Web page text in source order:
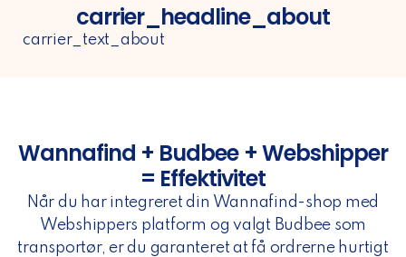
carrier_headline_about
carrier_text_about
Wannafind + Budbee + Webshipper
= Effektivitet
Når du har integreret din Wannafind-shop med
Webshippers platform og valgt Budbee som
transportør, er du garanteret at få ordrerne hurtigt